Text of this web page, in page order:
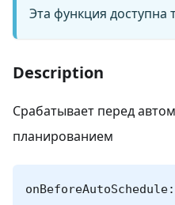
Эта функция доступна
Description
Срабатывает перед
планированием